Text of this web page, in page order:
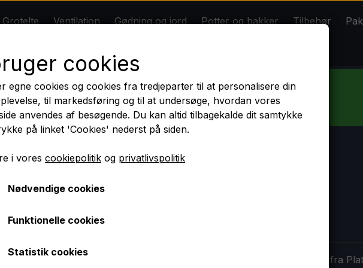
Gødning og jord
BIOBIZZ
Jord
Potter og bakker
Grotelte Ventilation Gødning og jord Potter og bakker Tilbehør
Dansk butik - Dansk lager - Dansk garanti
dig nyhedsbrevet og få 10 % rabat på dit første køb!
Plantesaks, Lang
Plantesaks på 19,5 cm med ekstra rækkevidde og ultra-skarpt blad fra
cookies
egne cookies og cookies fra tredjeparter til at personalisere din
til markedsføring og til at undersøge, hvordan vores
anvendes af besøgende. Du kan altid tilbagekalde dit samtykke
på linket 'Cookies' nederst på siden.
i vores cookiepolitik og privatlivspolitik
Nødvendige cookies
Funktionelle cookies
Statistik cookies